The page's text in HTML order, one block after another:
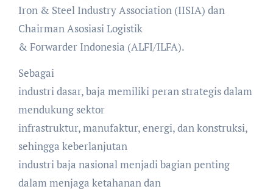
Iron & Steel Industry Association (IISIA) dan
Chairman Asosiasi Logistik
& Forwarder Indonesia (ALFI/ILFA).
Sebagai
industri dasar, baja memiliki peran strategis dalam
mendukung sektor
infrastruktur, manufaktur, energi, dan konstruksi,
sehingga keberlanjutan
industri baja nasional menjadi bagian penting
dalam menjaga ketahanan dan